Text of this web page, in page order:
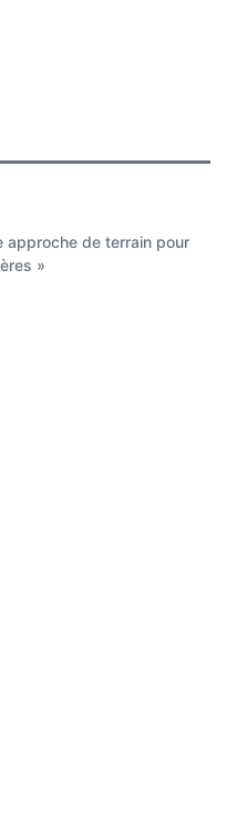
approche de terrain pour
»